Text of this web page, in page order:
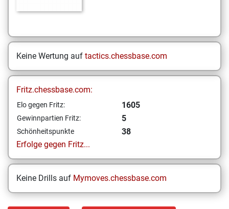
Keine Wertung auf tactics.chessbase.com
Fritz.chessbase.com:
Elo gegen Fritz: 1605
Gewinnpartien Fritz: 5
Schönheitspunkte
38
Erfolge gegen Fritz...
Keine Drills auf Mymoves.chessbase.com